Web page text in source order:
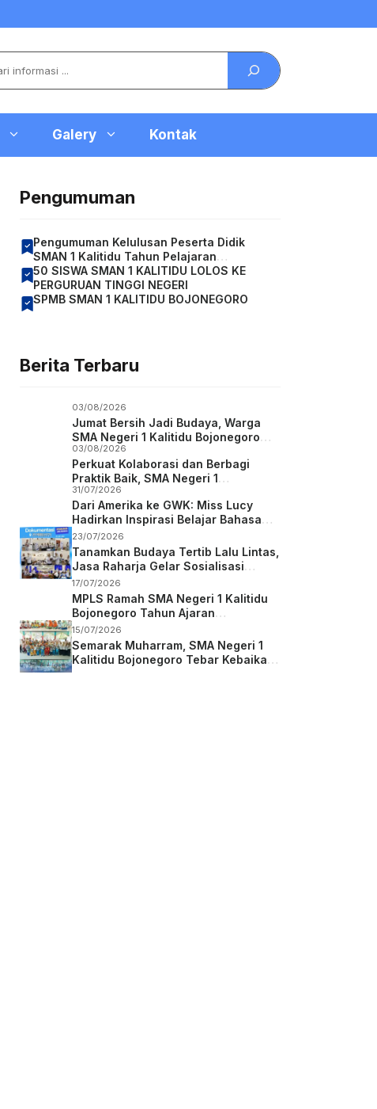
Galery Kontak
Pengumuman
Pengumuman Kelulusan Peserta Didik
SMAN 1 Kalitidu Tahun Pelajaran
2026/2027
50 SISWA SMAN 1 KALITIDU LOLOS KE
PERGURUAN TINGGI NEGERI
SPMB SMAN 1 KALITIDU BOJONEGORO
Berita Terbaru
03/08/2026
Jumat Bersih Jadi Budaya, Warga
SMA Negeri 1 Kalitidu Bojonegoro
Bersatu Wujudkan Sekolah Hijau dan
Asri
03/08/2026
Perkuat Kolaborasi dan Berbagi
Praktik Baik, SMA Negeri 1
Karanggede Boyolali Studi Tiru ke
SMA Negeri 1 Kalitidu Bojonegoro
31/07/2026
Dari Amerika ke GWK: Miss Lucy
Hadirkan Inspirasi Belajar Bahasa
Inggris bagi Siswa SMA Negeri 1
Kalitidu
23/07/2026
Tanamkan Budaya Tertib Lalu Lintas,
Jasa Raharja Gelar Sosialisasi
Keselamatan Berkendara di SMAN 1
Kalitidu Bojonegoro
17/07/2026
MPLS Ramah SMA Negeri 1 Kalitidu
Bojonegoro Tahun Ajaran
2026/2027
15/07/2026
Semarak Muharram, SMA Negeri 1
Kalitidu Bojonegoro Tebar Kebaikan